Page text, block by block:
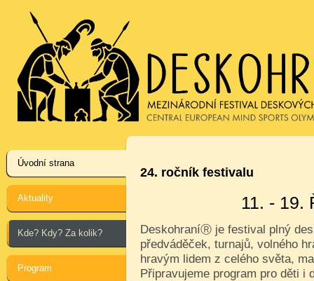
Úvodní strana
Aktuality
Kde? Kdy? Za kolik?
Program
24. ročník festivalu
11. - 19.
DeskohraníⓇ je festival plný
předváděček, turnajů, volného
hravým lidem z celého světa,
Připravujeme program pro děti i